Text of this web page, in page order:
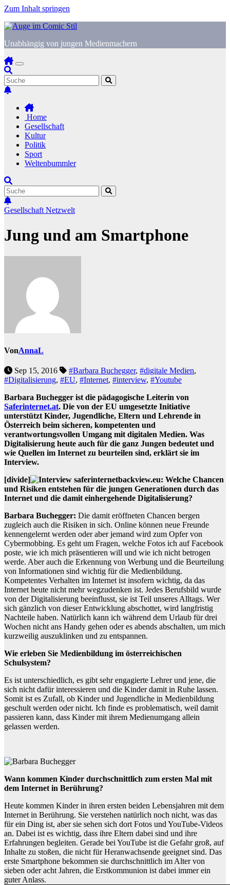
Zum Inhalt springen
Unabhängig von jungen Medienmachern
Home
Gesellschaft
Kultur
Politik
Sport
Weltenbummler
Gesellschaft Netzwelt
Jung und am Smartphone
VonAnnaL
Sep 15, 2016 #Barbara Buchegger, #digitale Medien,
#Digitalisierung, #EU, #Internet, #interview, #Youtube
Barbara Buchegger ist die pädagogische Leiterin von
Saferinternet.at. Die von der EU umgesetzte Initiative
unterstützt Kinder, Jugendliche, Eltern und Lehrende in
Österreich beim sicheren, kompetenten und
verantwortungsvollen Umgang mit digitalen Medien. Was
Digitalisierung heute auch für die ganz Jungen bedeutet und
wie Quellen im Internet zu beurteilen sind, erklärt sie im
Interview.
[divide]
backview.eu: Welche Chancen
und Risiken entstehen für die jungen Generationen durch das
Internet und die damit einhergehende Digitalisierung?
Barbara Buchegger: Die damit eröffneten Chancen bergen
zugleich auch die Risiken in sich. Online können neue Freunde
kennengelernt werden oder aber jemand wird zum Opfer von
Cybermobbing. Es geht um Fragen, welche Fotos ich auf Facebook
poste, wie ich mich präsentieren will und wie ich nicht betrogen
werde. Aber auch die Erkennung von Werbung und die Beurteilung
von Informationen sind wichtig für die Medienbildung.
Kompetentes Verhalten im Internet ist insofern wichtig, da das
Internet heute nicht mehr wegzudenken ist. Jedes Berufsbild wurde
von der Digitalisierung beeinflusst, sie ist Teil unseres Alltags. Wer
sich gänzlich von dieser Entwicklung abschottet, wird langfristig
Nachteile haben. Natürlich kann ich während dem Urlaub für drei
Wochen nicht ans Handy gehen oder es abends abschalten, um mich
kurzweilig auszuklinken und zu entspannen.
Wie erleben Sie Medienbildung im österreichischen
Schulsystem?
Es ist unterschiedlich, es gibt sehr engagierte Lehrer und jene, die
sich nicht dafür interessieren und die Kinder damit in Ruhe lassen.
Somit ist es Zufall, ob Kinder und Jugendliche in Medienbildung
geschult werden oder nicht. Ich finde es problematisch, weil damit
passieren kann, dass Kinder mit ihrem Medienumgang allein
gelassen werden.
Wann kommen Kinder durchschnittlich zum ersten Mal mit
dem Internet in Berührung?
Heute kommen Kinder in ihren ersten beiden Lebensjahren mit dem
Internet in Berührung. Sie verstehen natürlich noch nicht, was das
für ein Ding ist, aber sie sehen sich dort Fotos und YouTube-Videos
an. Dabei ist es wichtig, dass ihre Eltern dabei sind und ihre
Erfahrungen begleiten. Gerade bei YouTube ist die Gefahr groß, auf
Inhalte zu stoßen, die nicht für Heranwachsende geeignet sind. Das
erste Smartphone bekommen sie durchschnittlich im Alter von
sieben oder acht Jahren, die Erstkommunion ist dabei immer ein
guter Anlass.